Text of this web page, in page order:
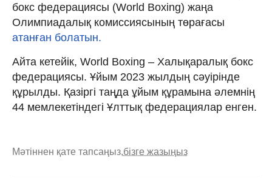
бокс федерациясы (World Boxing) жаңа
Олимпиадалық комиссиясының төрағасы
атанған болатын.
Айта кетейік, World Boxing – Халықаралық бокс
федерациясы. Ұйым 2023 жылдың сәуірінде
құрылды. Қазіргі таңда ұйым құрамына әлемнің
44 мемлекетіндегі Ұлттық федерациялар енген.
Мәтіннен қате тапсаңыз,бізге жазыңыз